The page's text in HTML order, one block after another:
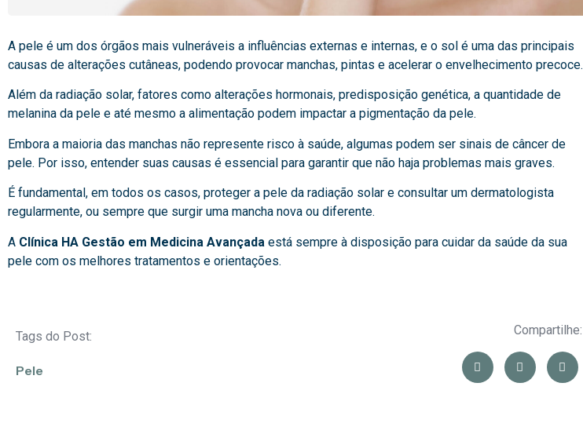
A pele é um dos órgãos mais vulneráveis a influências externas e internas, e o sol é uma das principais
causas de alterações cutâneas, podendo provocar manchas, pintas e acelerar o envelhecimento precoce.
Além da radiação solar, fatores como alterações hormonais, predisposição genética, a quantidade de
melanina da pele e até mesmo a alimentação podem impactar a pigmentação da pele.
Embora a maioria das manchas não represente risco à saúde, algumas podem ser sinais de câncer de
pele. Por isso, entender suas causas é essencial para garantir que não haja problemas mais graves.
É fundamental, em todos os casos, proteger a pele da radiação solar e consultar um dermatologista
regularmente, ou sempre que surgir uma mancha nova ou diferente.
A Clínica HA Gestão em Medicina Avançada está sempre à disposição para cuidar da saúde da sua
pele com os melhores tratamentos e orientações.
Tags do Post:
Pele
Compartilhe: